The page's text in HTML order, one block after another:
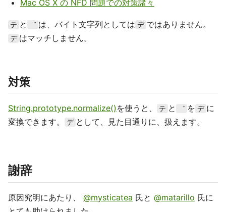
Mac OS X の NFD 問題での対策諸々
テ と ゛ は、バイト文字列としては デ ではありません。
デ はマッチしません。
対策
String.prototype.normalize() を使うと、 テ と ゛ を デ に
変換できます。
デ として、見た目通りに、扱えます。
謝辞
原因究明にあたり、 @mysticatea 氏と @matarillo 氏に